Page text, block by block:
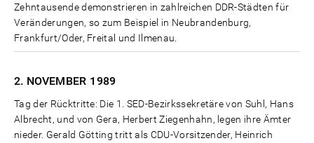
Zehntausende demonstrieren in zahlreichen DDR-Städten für
Veränderungen, so zum Beispiel in Neubrandenburg,
Frankfurt/Oder, Freital und Ilmenau.
2. NOVEMBER 1989
Tag der Rücktritte: Die 1. SED-Bezirkssekretäre von Suhl, Hans
Albrecht, und von Gera, Herbert Ziegenhahn, legen ihre Ämter
nieder. Gerald Götting tritt als CDU-Vorsitzender, Heinrich